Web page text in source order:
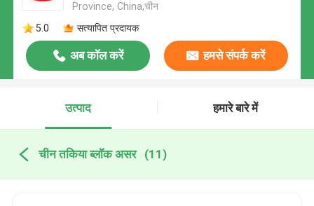
Province, China,चीन
5.0
सत्यापित प्रदायक
अब कॉल करें हमसे संपर्क करें
उत्पाद हमारे बारे में
चीन तकिया ब्लॉक असर (11)